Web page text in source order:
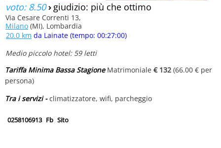
voto: 8.50› giudizio: più che ottimo
Via Cesare Correnti 13,
Milano (MI), Lombardia
20.0 km da Lainate (tempo: 00:27:00)
Medio piccolo hotel: 59 letti
Tariffa Minima Bassa StagioneMatrimoniale € 132 (66.00 € per
persona)
Tra i servizi -climatizzatore, wifi, parcheggio
0258106913 Fb Sito